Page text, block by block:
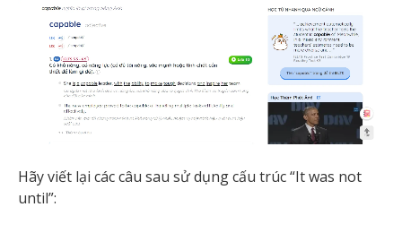
Hãy viết lại các câu sau sử dụng cấu trúc “It was not
until”: